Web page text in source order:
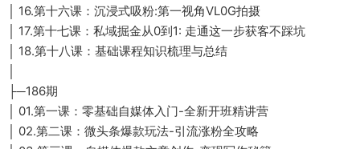
│ 16.第十六课：沉浸式吸粉:第一视角VL0G拍摄
│ 17.第十七课：私域掘金从0到1: 走通这一步获客不踩坑
│ 18.第十八课：基础课程知识梳理与总结
├─186期
│ 01.第一课：零基础自媒体入门-全新开班精讲营
│ 02.第二课：微头条爆款玩法-引流涨粉全攻略